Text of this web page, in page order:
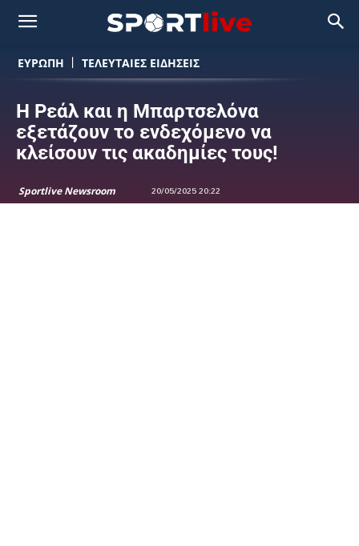
ΕΥΡΩΠΗ ΤΕΛΕΥΤΑΙΕΣ ΕΙΔΗΣΕΙΣ
Η Ρεάλ και η Μπαρτσελόνα
εξετάζουν το ενδεχόμενο να
κλείσουν τις ακαδημίες τους!
Sportlive Newsroom 20/05/2025 20:22